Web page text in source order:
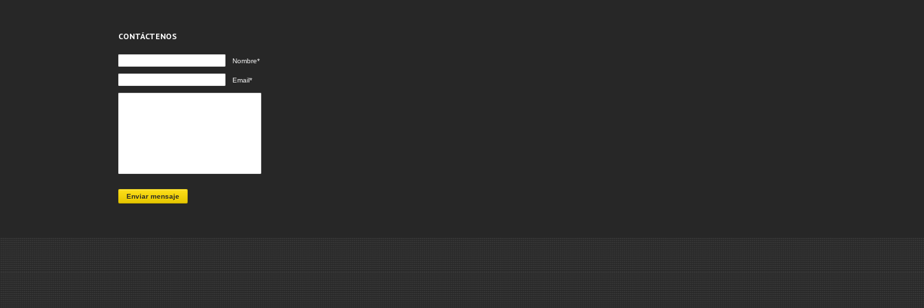
CONTÁCTENOS
Nombre*
Email*
Enviar mensaje